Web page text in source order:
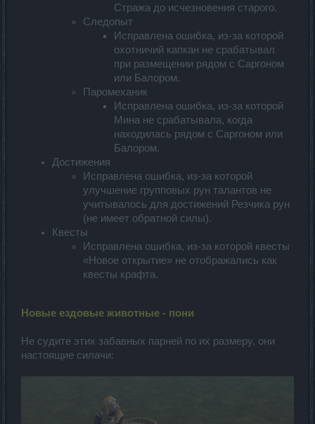
Стража до исчезновения старого.
Следопыт
Исправлена ошибка, из-за которой
охотничий капкан не срабатывал
при размещении рядом с Саргоном
или Балором.
Паромеханик
Исправлена ошибка, из-за которой
Мина не срабатывала, когда
находилась рядом с Саргоном или
Балором.
Достижения
Исправлена ошибка, из-за которой
улучшение групповых рун талантов не
учитывалось для достижений Резчика рун
(не имеет обратной силы).
Квесты
Исправлена ошибка, из-за которой квесты
«Новое открытие» не отображались как
квесты крафта.
Новые ездовые животные - пони
Не судите этих забавных парней по их размеру, они
настоящие силачи: